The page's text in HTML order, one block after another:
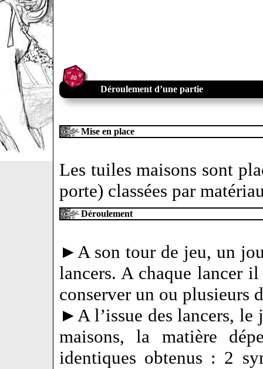
Déroulement d’une partie
Mise en place
Les tuiles maisons sont
porte) classées par
Déroulement
►A son tour de jeu, un
lancers. A chaque lancer
conserver un ou plusieurs
►A l’issue des lancers, le
maisons, la matière
identiques obtenus : 2